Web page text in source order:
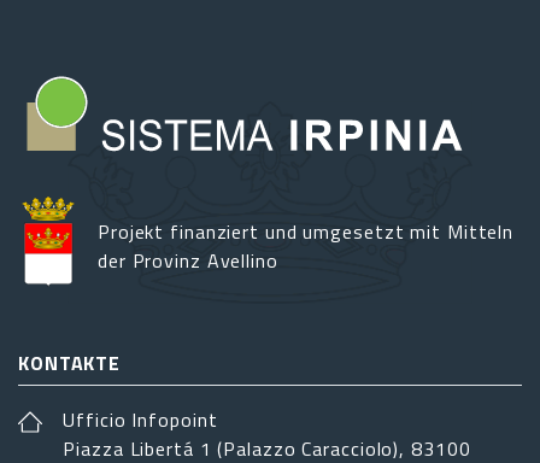
Projekt finanziert und umgesetzt mit Mitteln
der Provinz Avellino
KONTAKTE
Ufficio Infopoint
Piazza Libertá 1 (Palazzo Caracciolo), 83100